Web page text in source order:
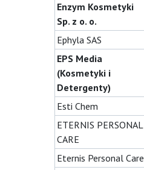
Enzym Kosmetyki
Sp. z o. o.
Ephyla SAS
EPS Media
(Kosmetyki i
Detergenty)
Esti Chem
ETERNIS PERSONAL
CARE
Eternis Personal Care